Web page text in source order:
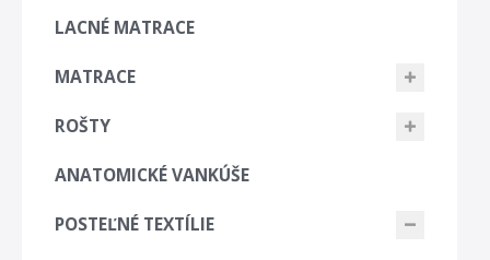
LACNÉ MATRACE
MATRACE
ROŠTY
ANATOMICKÉ VANKÚŠE
POSTEĽNÉ TEXTÍLIE